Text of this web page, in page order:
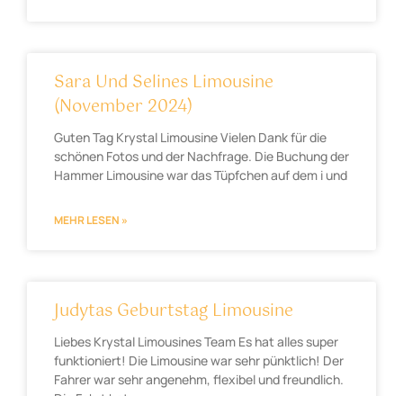
Sara Und Selines Limousine
(November 2024)
Guten Tag Krystal Limousine Vielen Dank für die
schönen Fotos und der Nachfrage. Die Buchung der
Hammer Limousine war das Tüpfchen auf dem i und
MEHR LESEN »
Judytas Geburtstag Limousine
Liebes Krystal Limousines Team Es hat alles super
funktioniert! Die Limousine war sehr pünktlich! Der
Fahrer war sehr angenehm, flexibel und freundlich.